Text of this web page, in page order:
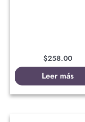
$258.00
Leer más